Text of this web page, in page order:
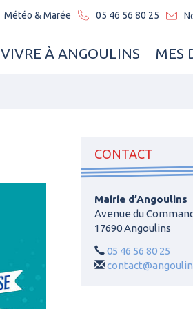
Météo & Marée
05 46 56 80 25
VIVRE À ANGOULINS MES
CONTACT
Mairie d’Angoulins
Avenue du
17690 Angoulins
05 46 56 80 25